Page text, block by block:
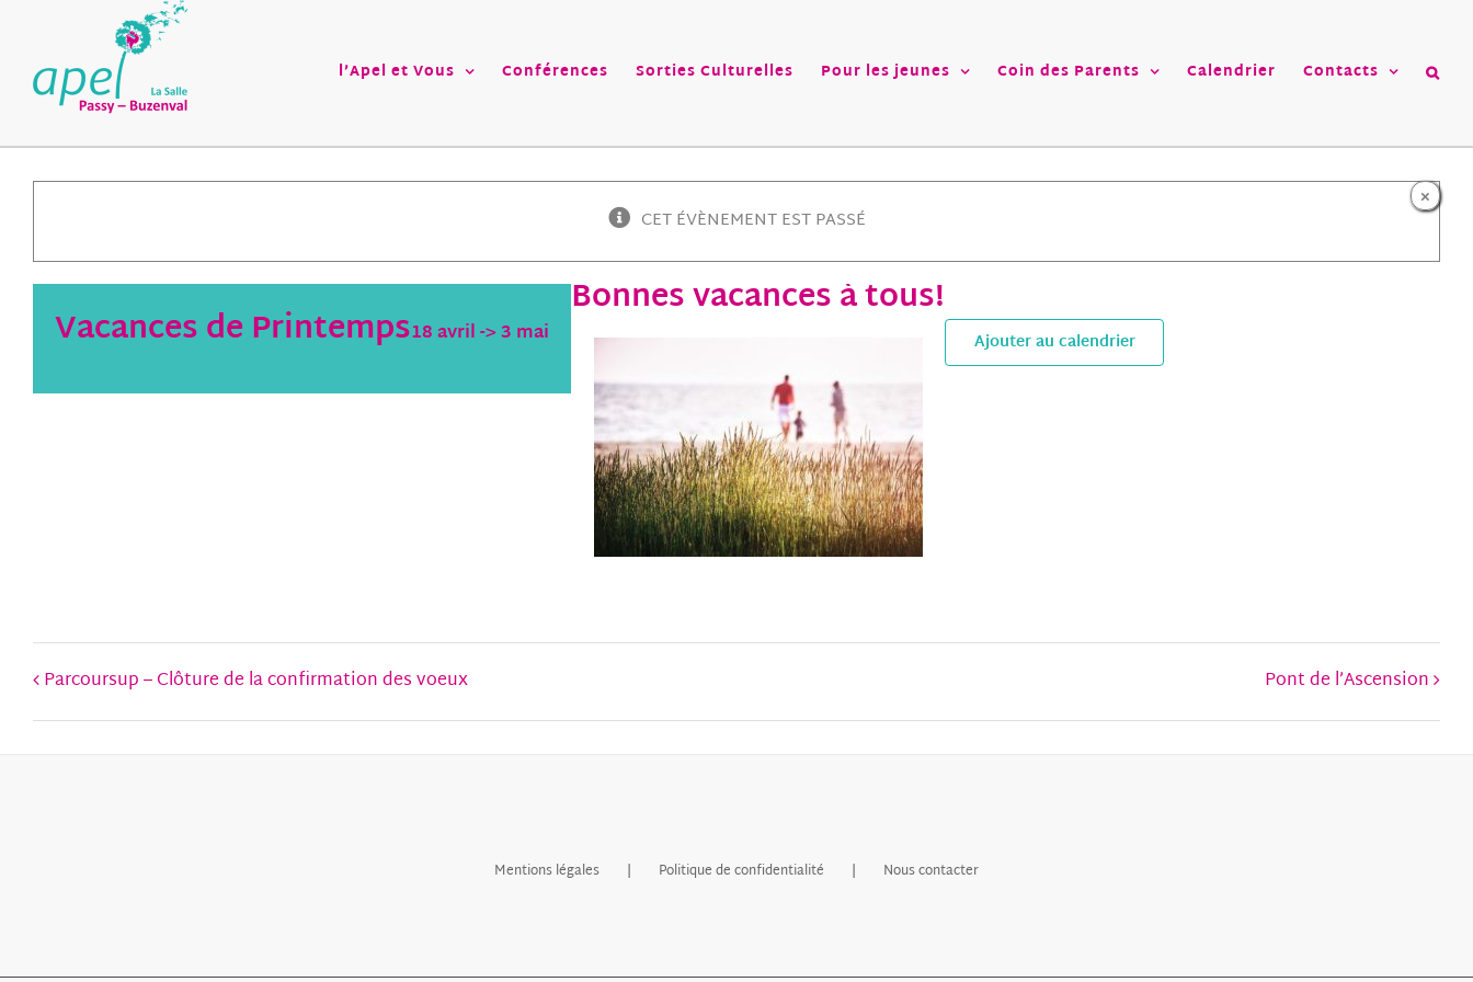
l’Apel et Vous Conférences Sorties Culturelles Pour les jeunes Coin des Parents Calendrier Contacts
×
CET ÉVÈNEMENT EST PASSÉ
Vacances de Printemps18 avril->3 mai
Bonnes vacances à tous!
Ajouter au calendrier
Parcoursup – Clôture de la confirmation des voeux Pont de l’Ascension
Mentions légales Politique de confidentialité Nous contacter